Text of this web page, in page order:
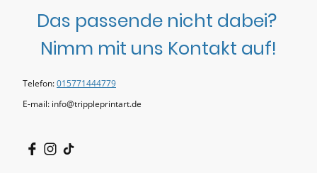
Das passende nicht dabei?
Nimm mit uns Kontakt auf!
Telefon:015771444779
E-mail: info@trippleprintart.de